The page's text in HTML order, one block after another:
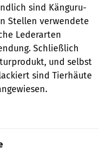
sind Känguru-
Stellen verwendete
Lederarten
Schließlich
und selbst
sind Tierhäute